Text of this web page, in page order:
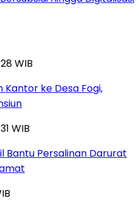
WIB
Kantor ke Desa Fogi,
WIB
Bantu Persalinan Darurat